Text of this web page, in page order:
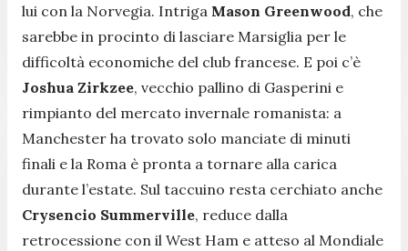
lui con la Norvegia. Intriga Mason Greenwood, che
sarebbe in procinto di lasciare Marsiglia per le
difficoltà economiche del club francese. E poi c’è
Joshua Zirkzee, vecchio pallino di Gasperini e
rimpianto del mercato invernale romanista: a
Manchester ha trovato solo manciate di minuti
finali e la Roma è pronta a tornare alla carica
durante l’estate. Sul taccuino resta cerchiato anche
Crysencio Summerville, reduce dalla
retrocessione con il West Ham e atteso al Mondiale